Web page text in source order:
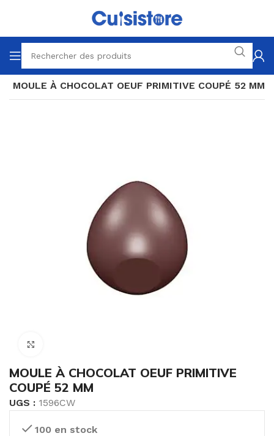
MOULE À CHOCOLAT OEUF PRIMITIVE COUPÉ 52 MM
MOULE À CHOCOLAT OEUF PRIMITIVE
COUPÉ 52 MM
UGS : 1596CW
100 en stock